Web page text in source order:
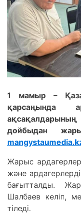
1 мамыр –
қарсаңында
дойбыдан
Жарыс
және
бағытталды.
Шалбаев келіп,
тіледі.